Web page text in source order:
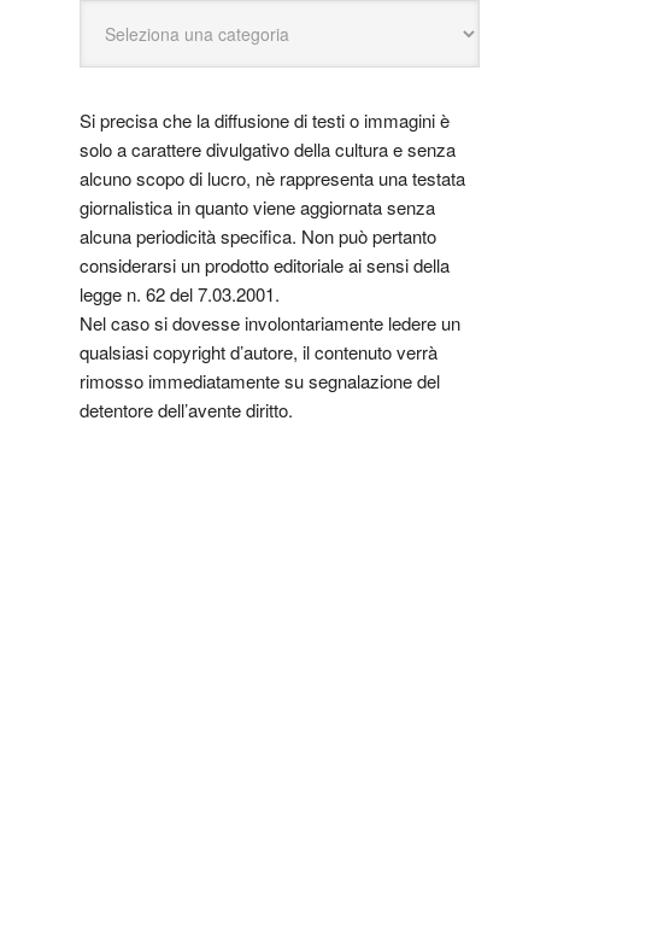
Si precisa che la diffusione di testi o immagini è
solo a carattere divulgativo della cultura e senza
alcuno scopo di lucro, nè rappresenta una testata
giornalistica in quanto viene aggiornata senza
alcuna periodicità specifica. Non può pertanto
considerarsi un prodotto editoriale ai sensi della
legge n. 62 del 7.03.2001.
Nel caso si dovesse involontariamente ledere un
qualsiasi copyright d’autore, il contenuto verrà
rimosso immediatamente su segnalazione del
detentore dell’avente diritto.